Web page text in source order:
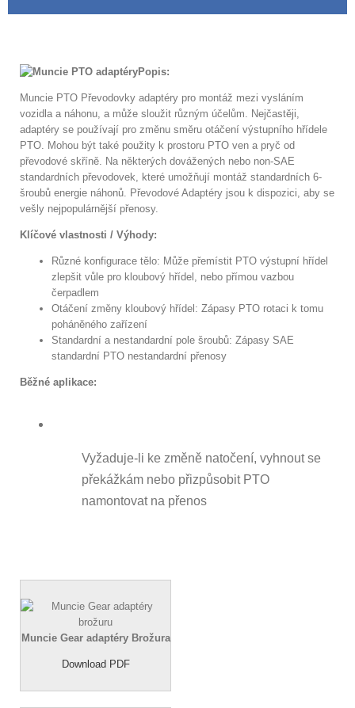
Popis:
Muncie PTO Převodovky adaptéry pro montáž mezi vysláním
vozidla a náhonu, a může sloužit různým účelům. Nejčastěji,
adaptéry se používají pro změnu směru otáčení výstupního hřídele
PTO. Mohou být také použity k prostoru PTO ven a pryč od
převodové skříně. Na některých dovážených nebo non-SAE
standardních převodovek, které umožňují montáž standardních 6-
šroubů energie náhonů. Převodové Adaptéry jsou k dispozici, aby se
vešly nejpopulárnější přenosy.
Klíčové vlastnosti / Výhody:
Různé konfigurace tělo: Může přemístit PTO výstupní hřídel
zlepšit vůle pro kloubový hřídel, nebo přímou vazbou
čerpadlem
Otáčení změny kloubový hřídel: Zápasy PTO rotaci k tomu
poháněného zařízení
Standardní a nestandardní pole šroubů: Zápasy SAE
standardní PTO nestandardní přenosy
Běžné aplikace:
Vyžaduje-li ke změně natočení, vyhnout se
překážkám nebo přizpůsobit PTO
namontovat na přenos
Muncie Gear adaptéry Brožura
Download PDF